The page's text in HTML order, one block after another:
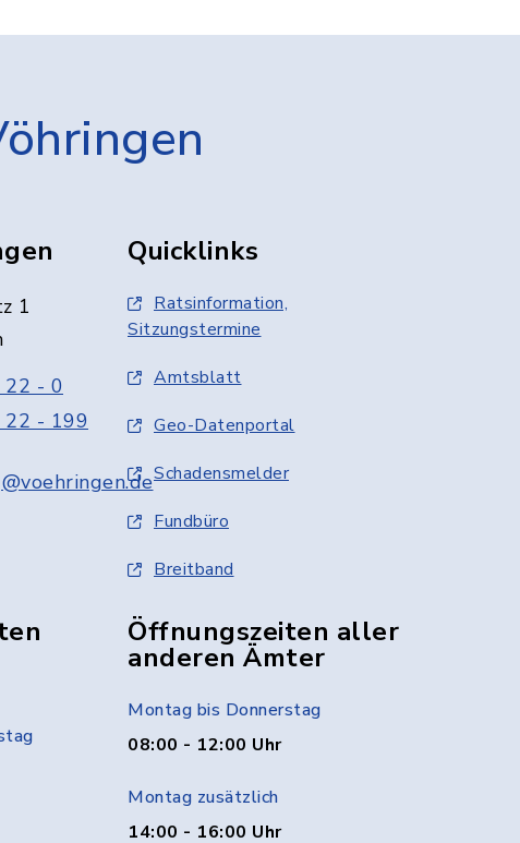
1
- 0
- 199
Quicklinks
Ratsinformation,
Sitzungstermine
Amtsblatt
Geo-Datenportal
Schadensmelder
Fundbüro
Breitband
Öffnungszeiten aller
anderen Ämter
Montag bis Donnerstag
08:00 - 12:00 Uhr
Montag zusätzlich
14:00 - 16:00 Uhr